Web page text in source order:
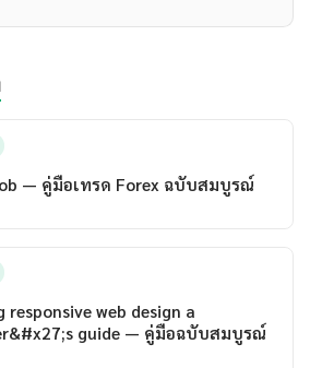
— คู่มือเทรด Forex ฉบับสมบูรณ์
responsive web design a
guide — คู่มือฉบับสมบูรณ์